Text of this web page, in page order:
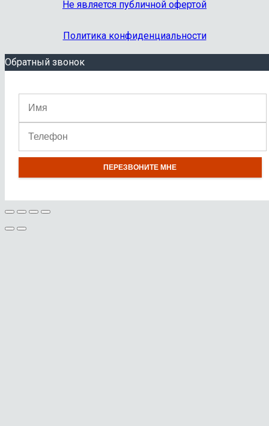
Не является публичной офертой
Политика конфиденциальности
Обратный звонок